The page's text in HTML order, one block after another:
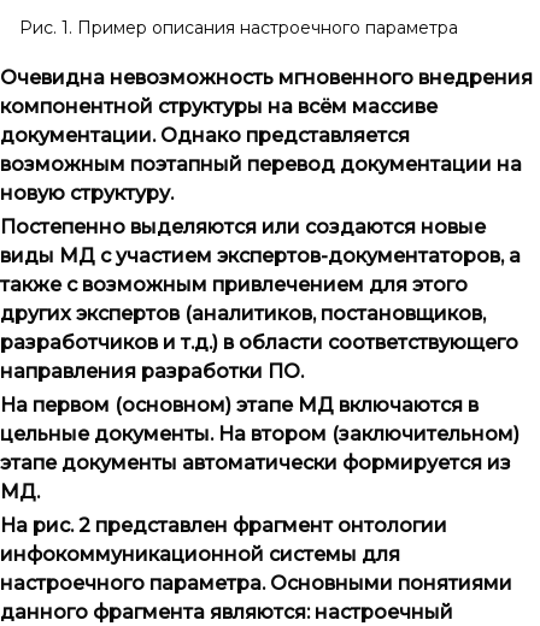
Рис. 1. Пример описания настроечного параметра
Очевидна невозможность мгновенного внедрения
компонентной структуры на всём массиве
документации. Однако представляется
возможным поэтапный перевод документации на
новую структуру.
Постепенно выделяются или создаются новые
виды МД с участием экспертов-документаторов, а
также с возможным привлечением для этого
других экспертов (аналитиков, постановщиков,
разработчиков и т.д.) в области соответствующего
направления разработки ПО.
На первом (основном) этапе МД включаются в
цельные документы. На втором (заключительном)
этапе документы автоматически формируется из
МД.
На рис. 2 представлен фрагмент онтологии
инфокоммуникационной системы для
настроечного параметра. Основными понятиями
данного фрагмента являются: настроечный